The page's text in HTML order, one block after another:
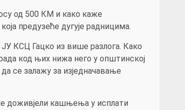
од 500 КМ и како каже
предузеће дугује радницима.
КСЦ Гацко из више разлога. Како
код њих нижа него у општинској
се залажу за изједначавање
доживјели кашњења у исплати